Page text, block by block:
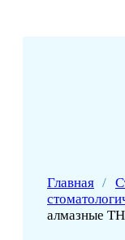
Главная /
алмазные